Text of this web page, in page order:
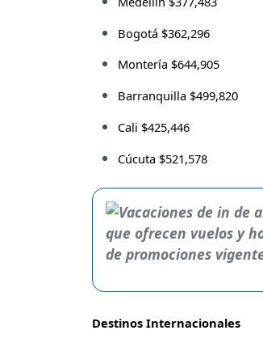
Bogotá $362,296
Montería $644,905
Barranquilla $499,820
Cali $425,446
Cúcuta $521,578
Destinos Internacionales